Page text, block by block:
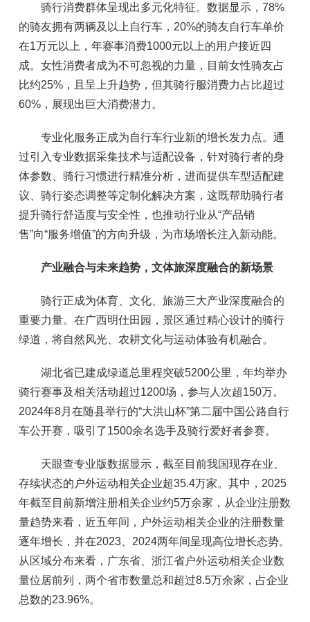
骑行消费群体呈现出多元化特征。数据显示，78%
的骑友拥有两辆及以上自行车，20%的骑友自行车单价
在1万元以上，年赛事消费1000元以上的用户接近四
成。女性消费者成为不可忽视的力量，目前女性骑友占
比约25%，且呈上升趋势，但其骑行服消费力占比超过
60%，展现出巨大消费潜力。
专业化服务正成为自行车行业新的增长发力点。通
过引入专业数据采集技术与适配设备，针对骑行者的身
体参数、骑行习惯进行精准分析，进而提供车型适配建
议、骑行姿态调整等定制化解决方案，这既帮助骑行者
提升骑行舒适度与安全性，也推动行业从“产品销
售”向“服务增值”的方向升级，为市场增长注入新动能。
产业融合与未来趋势，文体旅深度融合的新场景
骑行正成为体育、文化、旅游三大产业深度融合的
重要力量。在广西明仕田园，景区通过精心设计的骑行
绿道，将自然风光、农耕文化与运动体验有机融合。
湖北省已建成绿道总里程突破5200公里，年均举办
骑行赛事及相关活动超过1200场，参与人次超150万。
2024年8月在随县举行的“大洪山杯”第二届中国公路自行
车公开赛，吸引了1500余名选手及骑行爱好者参赛。
天眼查专业版数据显示，截至目前我国现存在业、
存续状态的户外运动相关企业超35.4万家。其中，2025
年截至目前新增注册相关企业约5万余家，从企业注册数
量趋势来看，近五年间，户外运动相关企业的注册数量
逐年增长，并在2023、2024两年间呈现高位增长态势。
从区域分布来看，广东省、浙江省户外运动相关企业数
量位居前列，两个省市数量总和超过8.5万余家，占企业
总数的23.96%。